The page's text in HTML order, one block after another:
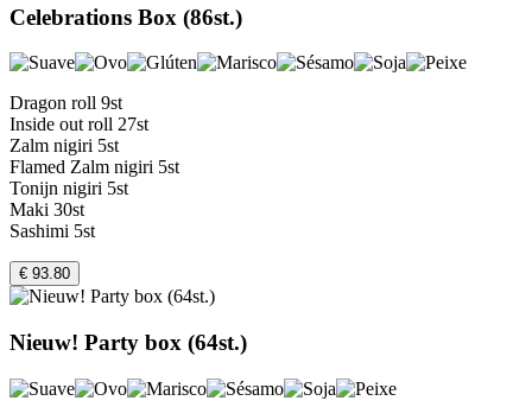
Celebrations Box (86st.)
Dragon roll 9st
Inside out roll 27st
Zalm nigiri 5st
Flamed Zalm nigiri 5st
Tonijn nigiri 5st
Maki 30st
Sashimi 5st
€ 93.80
Nieuw! Party box (64st.)